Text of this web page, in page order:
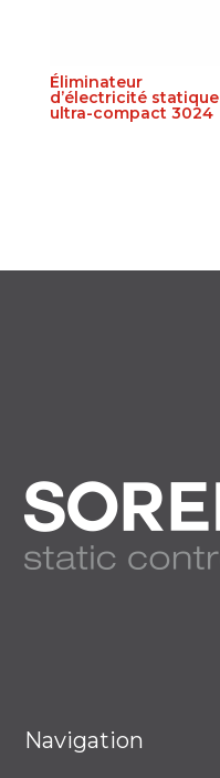
Éliminateur
d’électricité statique
ultra-compact 3024
Navigation